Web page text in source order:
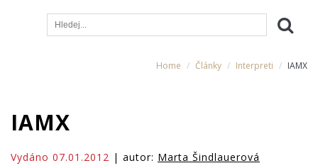
Home Články Interpreti IAMX
IAMX
Vydáno 07.01.2012 | autor: Marta Šindlauerová